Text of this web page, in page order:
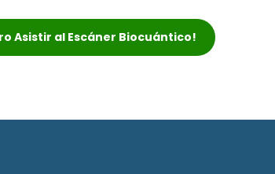
Asistir al Escáner Biocuántico!